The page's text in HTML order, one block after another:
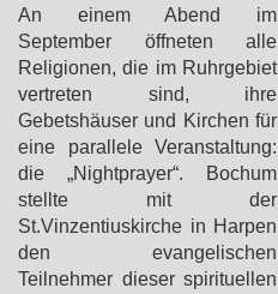
An einem Abend im
September öffneten alle
Religionen, die im Ruhrgebiet
vertreten sind, ihre
Gebetshäuser und Kirchen für
eine parallele Veranstaltung:
die „Nightprayer“. Bochum
stellte mit der
St.Vinzentiuskirche in Harpen
den evangelischen
Teilnehmer dieser spirituellen